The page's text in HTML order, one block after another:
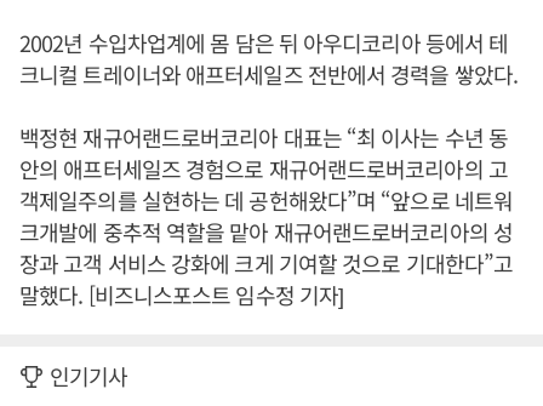
2002년 수입차업계에 몸 담은 뒤 아우디코리아 등에서 테
크니컬 트레이너와 애프터세일즈 전반에서 경력을 쌓았다.
백정현 재규어랜드로버코리아 대표는 “최 이사는 수년 동
안의 애프터세일즈 경험으로 재규어랜드로버코리아의 고
객제일주의를 실현하는 데 공헌해왔다”며 “앞으로 네트워
크개발에 중추적 역할을 맡아 재규어랜드로버코리아의 성
장과 고객 서비스 강화에 크게 기여할 것으로 기대한다”고
말했다. [비즈니스포스트 임수정 기자]
인기기사